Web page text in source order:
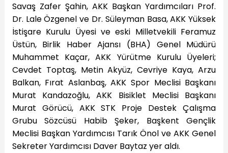
Savaş Zafer Şahin, AKK Başkan Yardımcıları Prof.
Dr. Lale Özgenel ve Dr. Süleyman Basa, AKK Yüksek
İstişare Kurulu Üyesi ve eski Milletvekili Feramuz
Üstün, Birlik Haber Ajansı (BHA) Genel Müdürü
Muhammet Kaçar, AKK Yürütme Kurulu Üyeleri;
Cevdet Toptaş, Metin Akyüz, Cevriye Kaya, Arzu
Balkan, Fırat Aslanbaş, AKK Spor Meclisi Başkanı
Murat Kandazoğlu, AKK Bisiklet Meclisi Başkanı
Murat Görücü, AKK STK Proje Destek Çalışma
Grubu Sözcüsü Habib Şeker, Başkent Gençlik
Meclisi Başkan Yardımcısı Tarık Önol ve AKK Genel
Sekreter Yardımcısı Daver Baytaz yer aldı.